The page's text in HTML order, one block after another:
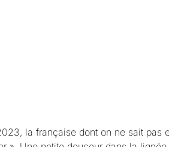
la française dont on ne sait pas